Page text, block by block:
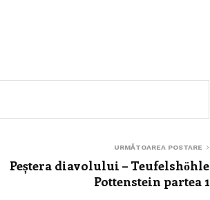
URMĂTOAREA POSTARE
Peștera diavolului – Teufelshӧhle
Pottenstein partea 1